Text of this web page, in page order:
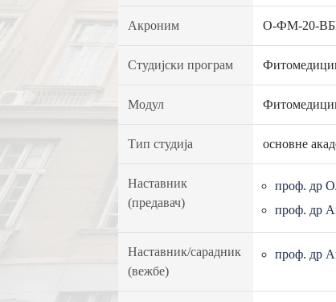
Акроним О-ФМ-20-
Студијски програм
Модул
Тип студија основне
Наставник
(предавач)
проф. др
проф. др
Наставник/сарадник
(вежбе)
проф. др